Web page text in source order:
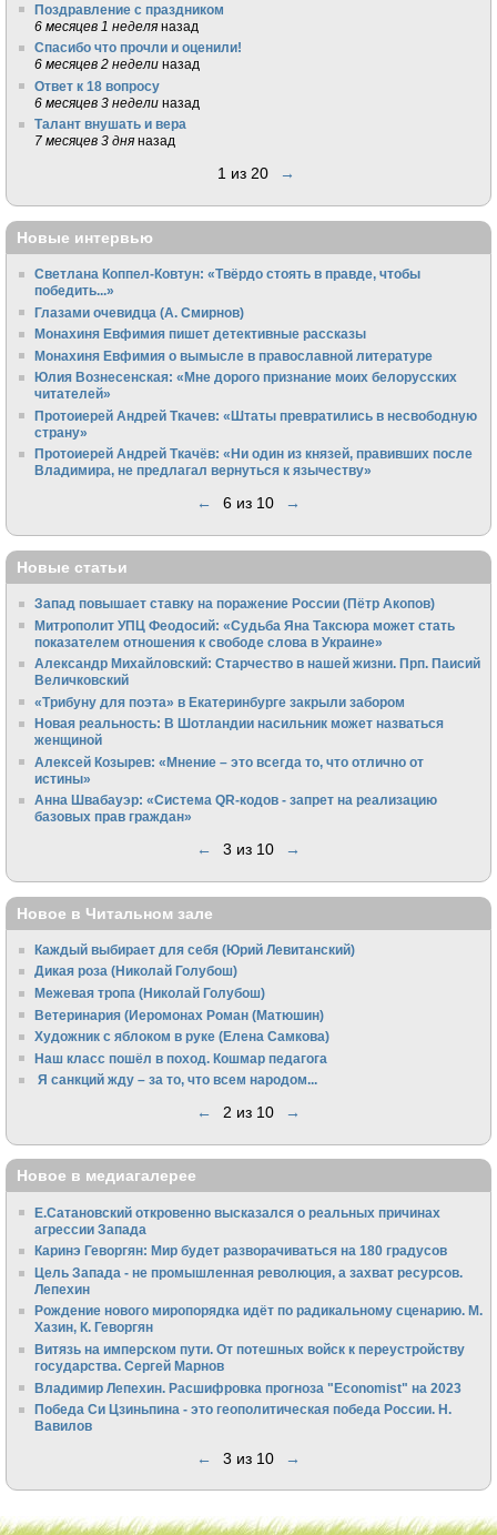
Поздравление с праздником
6 месяцев 1 неделя назад
Спасибо что прочли и оценили!
6 месяцев 2 недели назад
Ответ к 18 вопросу
6 месяцев 3 недели назад
Талант внушать и вера
7 месяцев 3 дня назад
1 из 20 →
Новые интервью
Светлана Коппел-Ковтун: «Твёрдо стоять в правде, чтобы
победить...»
Глазами очевидца (А. Смирнов)
Монахиня Евфимия пишет детективные рассказы
Монахиня Евфимия о вымысле в православной литературе
Юлия Вознесенская: «Мне дорого признание моих белорусских
читателей»
Протоиерей Андрей Ткачев: «Штаты превратились в несвободную
страну»
Протоиерей Андрей Ткачёв: «Ни один из князей, правивших после
Владимира, не предлагал вернуться к язычеству»
← 6 из 10 →
Новые статьи
Запад повышает ставку на поражение России (Пётр Акопов)
Митрополит УПЦ Феодосий: «Судьба Яна Таксюра может стать
показателем отношения к свободе слова в Украине»
Алек­сандр Михайловский: Старчество в нашей жизни. Прп. Паисий
Величковский
«Трибуну для поэта» в Екатеринбурге закрыли забором
Новая реальность: В Шотландии насильник может назваться
женщиной
Алексей Козырев: «Мнение – это всегда то, что отлично от
истины»
Анна Швабауэр: «Система QR-кодов - запрет на реализацию
базовых прав граждан»
← 3 из 10 →
Новое в Читальном зале
Каждый выбирает для себя (Юрий Левитанский)
Дикая роза (Николай Голубош)
Межевая тропа (Николай Голубош)
Ветеринария (Иеромонах Роман (Матюшин)
Художник с яблоком в руке (Елена Самкова)
Наш класс пошёл в поход. Кошмар педагога
Я санкций жду – за то, что всем народом...
← 2 из 10 →
Новое в медиагалерее
Е.Сатановский откровенно высказался о реальных причинах
агрессии Запада
Каринэ Геворгян: Мир будет разворачиваться на 180 градусов
Цель Запада - не промышленная революция, а захват ресурсов.
Лепехин
Рождение нового миропорядка идёт по радикальному сценарию. М.
Хазин, К. Геворгян
Витязь на имперском пути. От потешных войск к переустройству
государства. Сергей Марнов
Владимир Лепехин. Расшифровка прогноза "Economist" на 2023
Победа Си Цзиньпина - это геополитическая победа России. Н.
Вавилов
← 3 из 10 →